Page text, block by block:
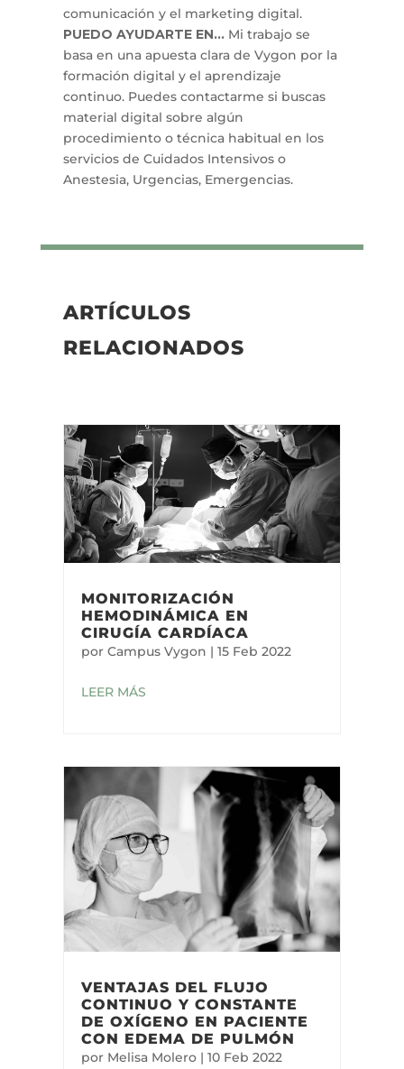
comunicación y el marketing digital.
PUEDO AYUDARTE EN...Mi trabajo se
basa en una apuesta clara de Vygon por la
formación digital y el aprendizaje
continuo. Puedes contactarme si buscas
material digital sobre algún
procedimiento o técnica habitual en los
servicios de Cuidados Intensivos o
Anestesia, Urgencias, Emergencias.
ARTÍCULOS
RELACIONADOS
MONITORIZACIÓN
HEMODINÁMICA EN
CIRUGÍA CARDÍACA
por Campus Vygon | 15 Feb 2022
LEER MÁS
VENTAJAS DEL FLUJO
CONTINUO Y CONSTANTE
DE OXÍGENO EN PACIENTE
CON EDEMA DE PULMÓN
por Melisa Molero| 10 Feb 2022